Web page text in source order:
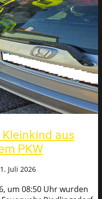
aus
PKW
Juli 2026
um 08:50 Uhr wurden